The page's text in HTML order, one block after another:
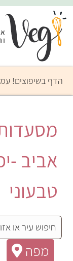
הדף בשיפוצים!
אביב -
טבעוני
מפה